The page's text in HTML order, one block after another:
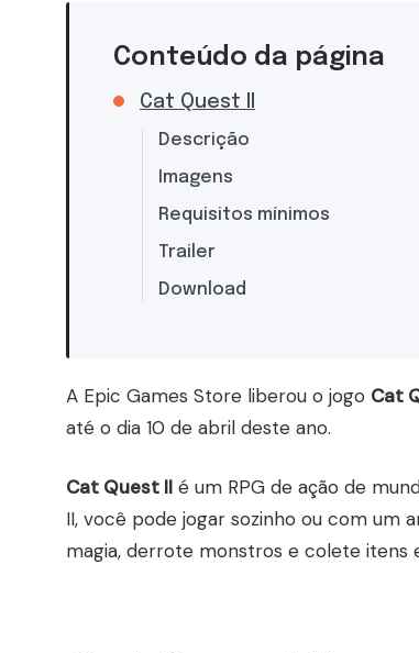
Conteúdo da página
Cat Quest II
Descrição
Imagens
Requisitos mínimos
Trailer
Download
A Epic Games Store liberou o jogo Cat
até o dia 10 de abril deste ano.
Cat Quest II é um RPG de ação de
II, você pode jogar sozinho ou com um
magia, derrote monstros e colete itens